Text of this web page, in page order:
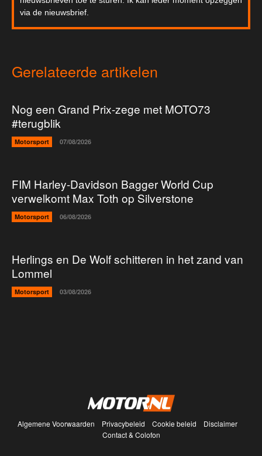
via de nieuwsbrief.
Gerelateerde artikelen
Nog een Grand Prix-zege met MOTO73
#terugblik
Motorsport 07/08/2026
FIM Harley-Davidson Bagger World Cup
verwelkomt Max Toth op Silverstone
Motorsport 06/08/2026
Herlings en De Wolf schitteren in het zand van
Lommel
Motorsport 03/08/2026
Algemene Voorwaarden Privacybeleid Cookie beleid
Disclaimer
Contact & Colofon